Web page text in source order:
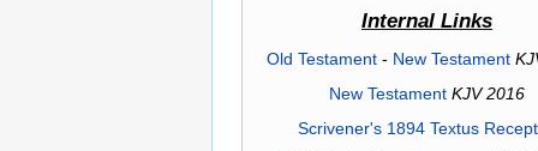
Internal Links
Old Testament- New Testament
New Testament KJV 2016
Scrivener's 1894 Textus